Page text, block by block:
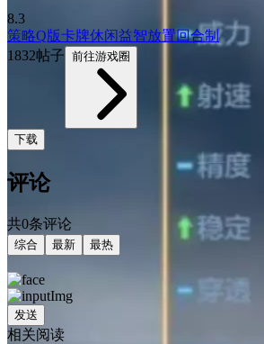
8.3
策略Q版卡牌休闲益智放置回合制
1832帖子 前往游戏圈
下载
评论
共0条评论
综合 最新 最热
发送
相关阅读